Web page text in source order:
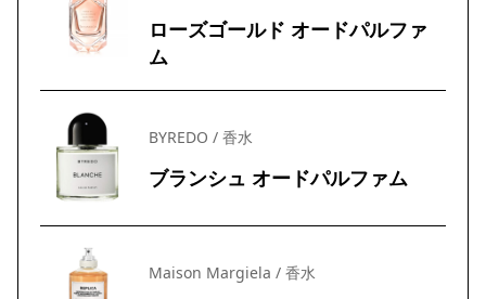
ローズゴールド オードパルファ
ム
BYREDO / 香水
ブランシュ オードパルファム
Maison Margiela / 香水